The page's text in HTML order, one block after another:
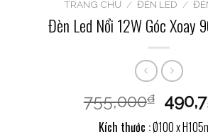
TRANG CHỦ / ĐÈN LED /
Đèn Led Nổi 12W Góc Xoay
755,000₫
Kích thước :Ø100 x